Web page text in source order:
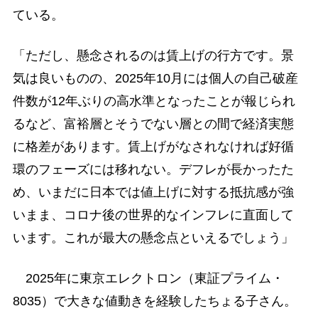
ている。
「ただし、懸念されるのは賃上げの行方です。景
気は良いものの、2025年10月には個人の自己破産
件数が12年ぶりの高水準となったことが報じられ
るなど、富裕層とそうでない層との間で経済実態
に格差があります。賃上げがなされなければ好循
環のフェーズには移れない。デフレが長かったた
め、いまだに日本では値上げに対する抵抗感が強
いまま、コロナ後の世界的なインフレに直面して
います。これが最大の懸念点といえるでしょう」
2025年に東京エレクトロン（東証プライム・
8035）で大きな値動きを経験したちょる子さん。